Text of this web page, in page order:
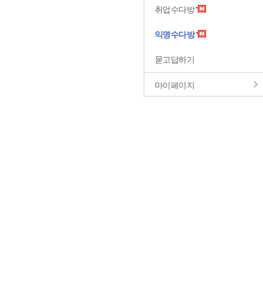
취업수다방
익명수다방
묻고답하기
마이페이지